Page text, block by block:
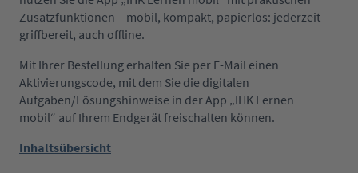
Zusatzfunktionen – mobil, kompakt, papierlos: jederzeit
griffbereit, auch offline.
Mit Ihrer Bestellung erhalten Sie per E-Mail einen
Aktivierungscode, mit dem Sie die digitalen
Aufgaben/Lösungshinweise in der App „IHK Lernen
mobil“ auf Ihrem Endgerät freischalten können.
Inhaltsübersicht